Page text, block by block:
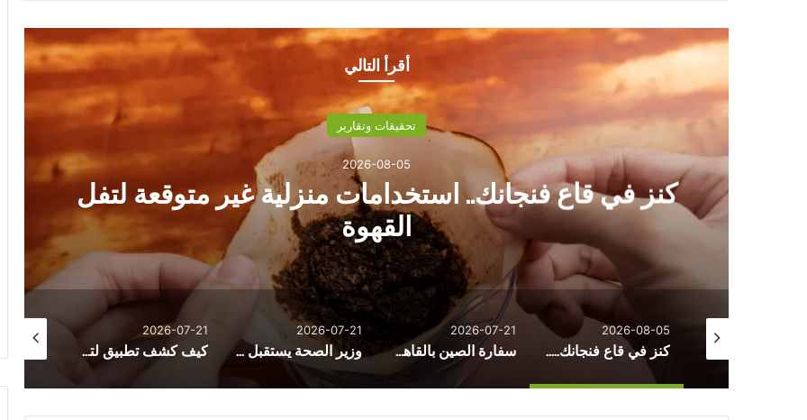
أقرأ التالي
تحقيقات وتقارير
2026-08-05
كنز في قاع فنجانك.. استخدامات منزلية غير متوقعة لتفل
القهوة
2026-08-05
كنز في قاع فنجانك.. استخدامات منزلية غير متوقعة لتفل القهوة
2026-07-21
سفارة الصين بالقاهرة تحتفل بمرور 99 عاماً على تأسيس جيش التحرير الصيني
2026-07-21
وزير الصحة يستقبل الوزيرة الفرنسية لتعزيز الشراكة الصحية بين مصر وفرنسا
2026-07-21
كيف كشف تطبيق لتتبّع اللياقة البدنية حمل امرأة قبل علمها به؟
08-05